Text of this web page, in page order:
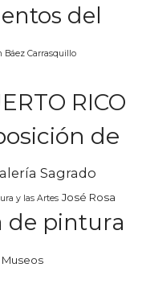
del
Báez Carrasquillo
RICO
de
Sagrado
y las Artes José Rosa
de pintura